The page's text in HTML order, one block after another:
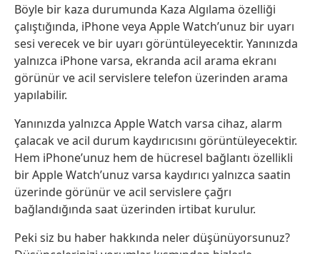
Böyle bir kaza durumunda Kaza Algılama özelliği
çalıştığında, iPhone veya Apple Watch’unuz bir uyarı
sesi verecek ve bir uyarı görüntüleyecektir. Yanınızda
yalnızca iPhone varsa, ekranda acil arama ekranı
görünür ve acil servislere telefon üzerinden arama
yapılabilir.
Yanınızda yalnızca Apple Watch varsa cihaz, alarm
çalacak ve acil durum kaydırıcısını görüntüleyecektir.
Hem iPhone’unuz hem de hücresel bağlantı özellikli
bir Apple Watch’unuz varsa kaydırıcı yalnızca saatin
üzerinde görünür ve acil servislere çağrı
bağlandığında saat üzerinden irtibat kurulur.
Peki siz bu haber hakkında neler düşünüyorsunuz?